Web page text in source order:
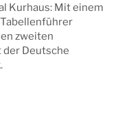
Kurhaus: Mit einem
zweiten
der Deutsche